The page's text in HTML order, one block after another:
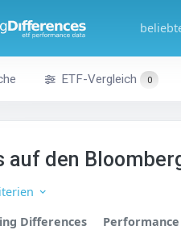
ETF-Vergleich 0
auf den
Differences
Performance